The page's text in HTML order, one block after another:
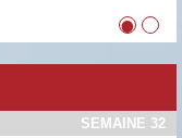
••
SEMAINE 32